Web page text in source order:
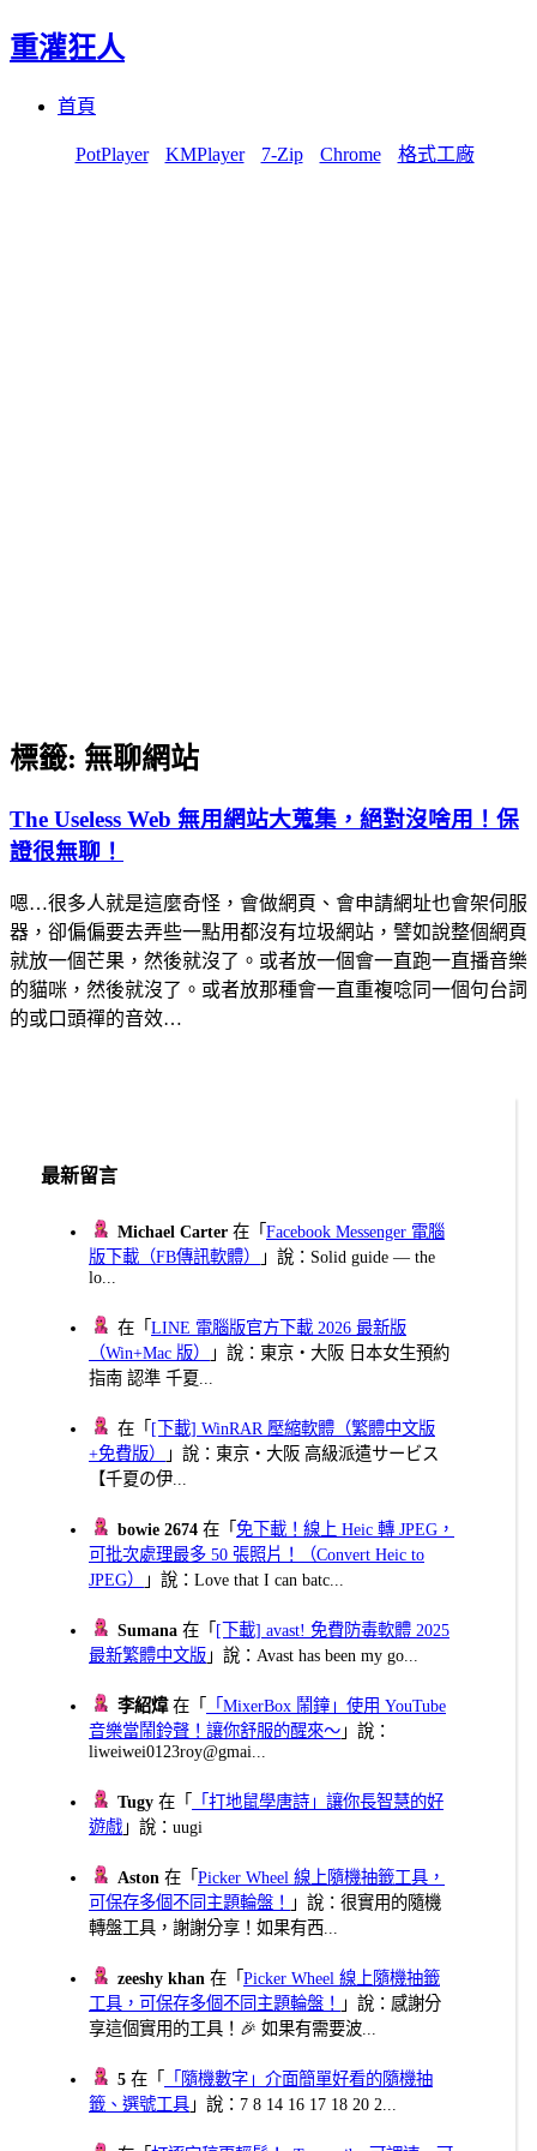
重灌狂人
首頁
PotPlayer KMPlayer 7-Zip Chrome 格式工廠
標籤: 無聊網站
The Useless Web 無用網站大蒐集，絕對沒啥用！保
證很無聊！
嗯…很多人就是這麼奇怪，會做網頁、會申請網址也會架伺服
器，卻偏偏要去弄些一點用都沒有垃圾網站，譬如說整個網頁
就放一個芒果，然後就沒了。或者放一個會一直跑一直播音樂
的貓咪，然後就沒了。或者放那種會一直重複唸同一個句台詞
的或口頭禪的音效…
最新留言
Michael Carter 在「Facebook Messenger 電腦
版下載（FB傳訊軟體）
」說：Solid guide — the
lo...
在「LINE 電腦版官方下載 2026 最新版
（Win+Mac 版）
」說：東京・大阪 日本女生預約
指南 認準 千夏...
在「 [下載] WinRAR 壓縮軟體（繁體中文版
+免費版）
」說：東京・大阪 高級派遣サービス
【千夏の伊...
bowie 2674 在「免下載！線上 Heic 轉 JPEG，
可批次處理最多 50 張照片！（Convert Heic to
JPEG）
」說：Love that I can batc...
Sumana 在「 [下載] avast! 免費防毒軟體 2025
最新繁體中文版 」說：Avast has been my go...
李紹煒在「
「MixerBox 鬧鐘」使用 YouTube
音樂當鬧鈴聲！讓你舒服的醒來～ 」說：
liweiwei0123roy@gmai...
Tugy 在「
「打地鼠學唐詩」讓你長智慧的好
遊戲 」說：uugi
Aston 在「Picker Wheel 線上隨機抽籤工具，
可保存多個不同主題輪盤！
」說：很實用的隨機
轉盤工具，謝謝分享！如果有西...
zeeshy khan 在「Picker Wheel 線上隨機抽籤
工具，可保存多個不同主題輪盤！
」說：感謝分
享這個實用的工具！🎉 如果有需要波...
5 在「
「隨機數字」介面簡單好看的隨機抽
籤、選號工具 」說：7 8 14 16 17 18 20 2...